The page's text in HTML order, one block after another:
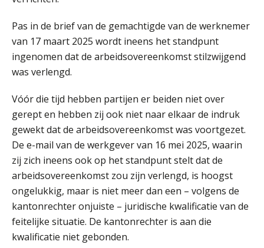
Pas in de brief van de gemachtigde van de werknemer
van 17 maart 2025 wordt ineens het standpunt
ingenomen dat de arbeidsovereenkomst stilzwijgend
was verlengd.
Vóór die tijd hebben partijen er beiden niet over
gerept en hebben zij ook niet naar elkaar de indruk
gewekt dat de arbeidsovereenkomst was voortgezet.
De e-mail van de werkgever van 16 mei 2025, waarin
zij zich ineens ook op het standpunt stelt dat de
arbeidsovereenkomst zou zijn verlengd, is hoogst
ongelukkig, maar is niet meer dan een – volgens de
kantonrechter onjuiste – juridische kwalificatie van de
feitelijke situatie. De kantonrechter is aan die
kwalificatie niet gebonden.
AUG
MOCuitgevers
25
AUG
Summercourse: Een mindset die kansen ziet en vertrouwen geeft
25
AUG
Summercourse: Kiezen wat bij je past, loslaten wat je niet verder helpt
MOCuitgevers
25
AUG
Summercourse Werkkostenregeling
MOCuitgevers
25
AUG
Online Opleiding Praktijkdiploma Loonadministratie (PDL)
MOCuitgevers